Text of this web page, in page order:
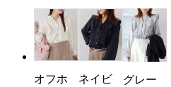
オフホ
ネイビ
グレー